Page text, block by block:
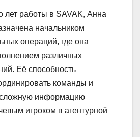
лет работы в SAVAK, Анна
начальником
операций, где она
различных
Её способность
команды и
сложную информацию
игроком в агентурной